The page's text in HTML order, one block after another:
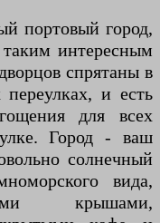
портовый город,
интересным
спрятаны в
переулках, и есть
для всех
Город - ваш
солнечный
вида,
крышами,